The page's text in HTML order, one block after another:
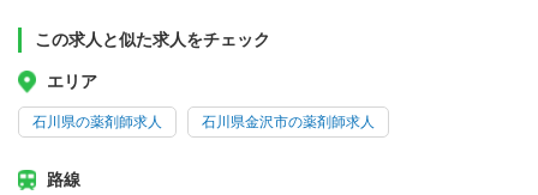
この求人と似た求人をチェック
エリア
石川県の薬剤師求人 石川県金沢市の薬剤師求人
路線